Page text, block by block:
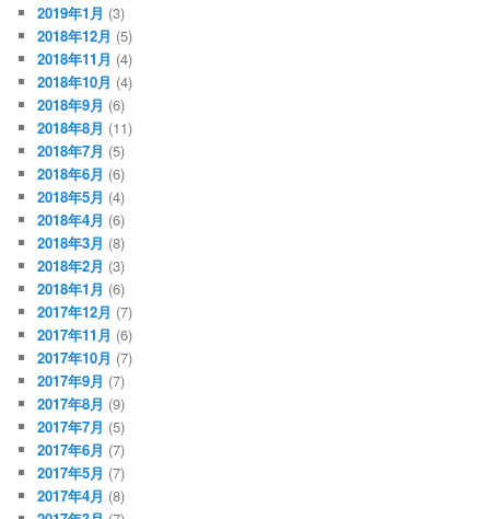
2019年1月 (3)
2018年12月 (5)
2018年11月 (4)
2018年10月 (4)
2018年9月 (6)
2018年8月 (11)
2018年7月 (5)
2018年6月 (6)
2018年5月 (4)
2018年4月 (6)
2018年3月 (8)
2018年2月 (3)
2018年1月 (6)
2017年12月 (7)
2017年11月 (6)
2017年10月 (7)
2017年9月 (7)
2017年8月 (9)
2017年7月 (5)
2017年6月 (7)
2017年5月 (7)
2017年4月 (8)